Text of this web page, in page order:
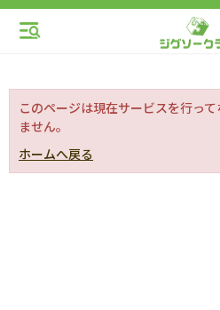
このページは現在サービスを行っ
ません。
ホームへ戻る